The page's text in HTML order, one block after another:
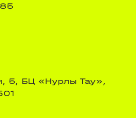
5, БЦ «Нурлы Тау»,